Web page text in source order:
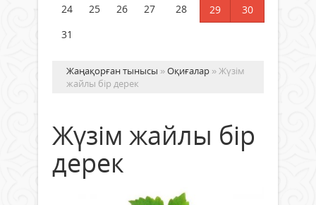
24
25 26 27 28 29
30
31
Жаңақорған тынысы »Оқиғалар » Жүзім
жайлы бір дерек
Жүзім жайлы бір
дерек